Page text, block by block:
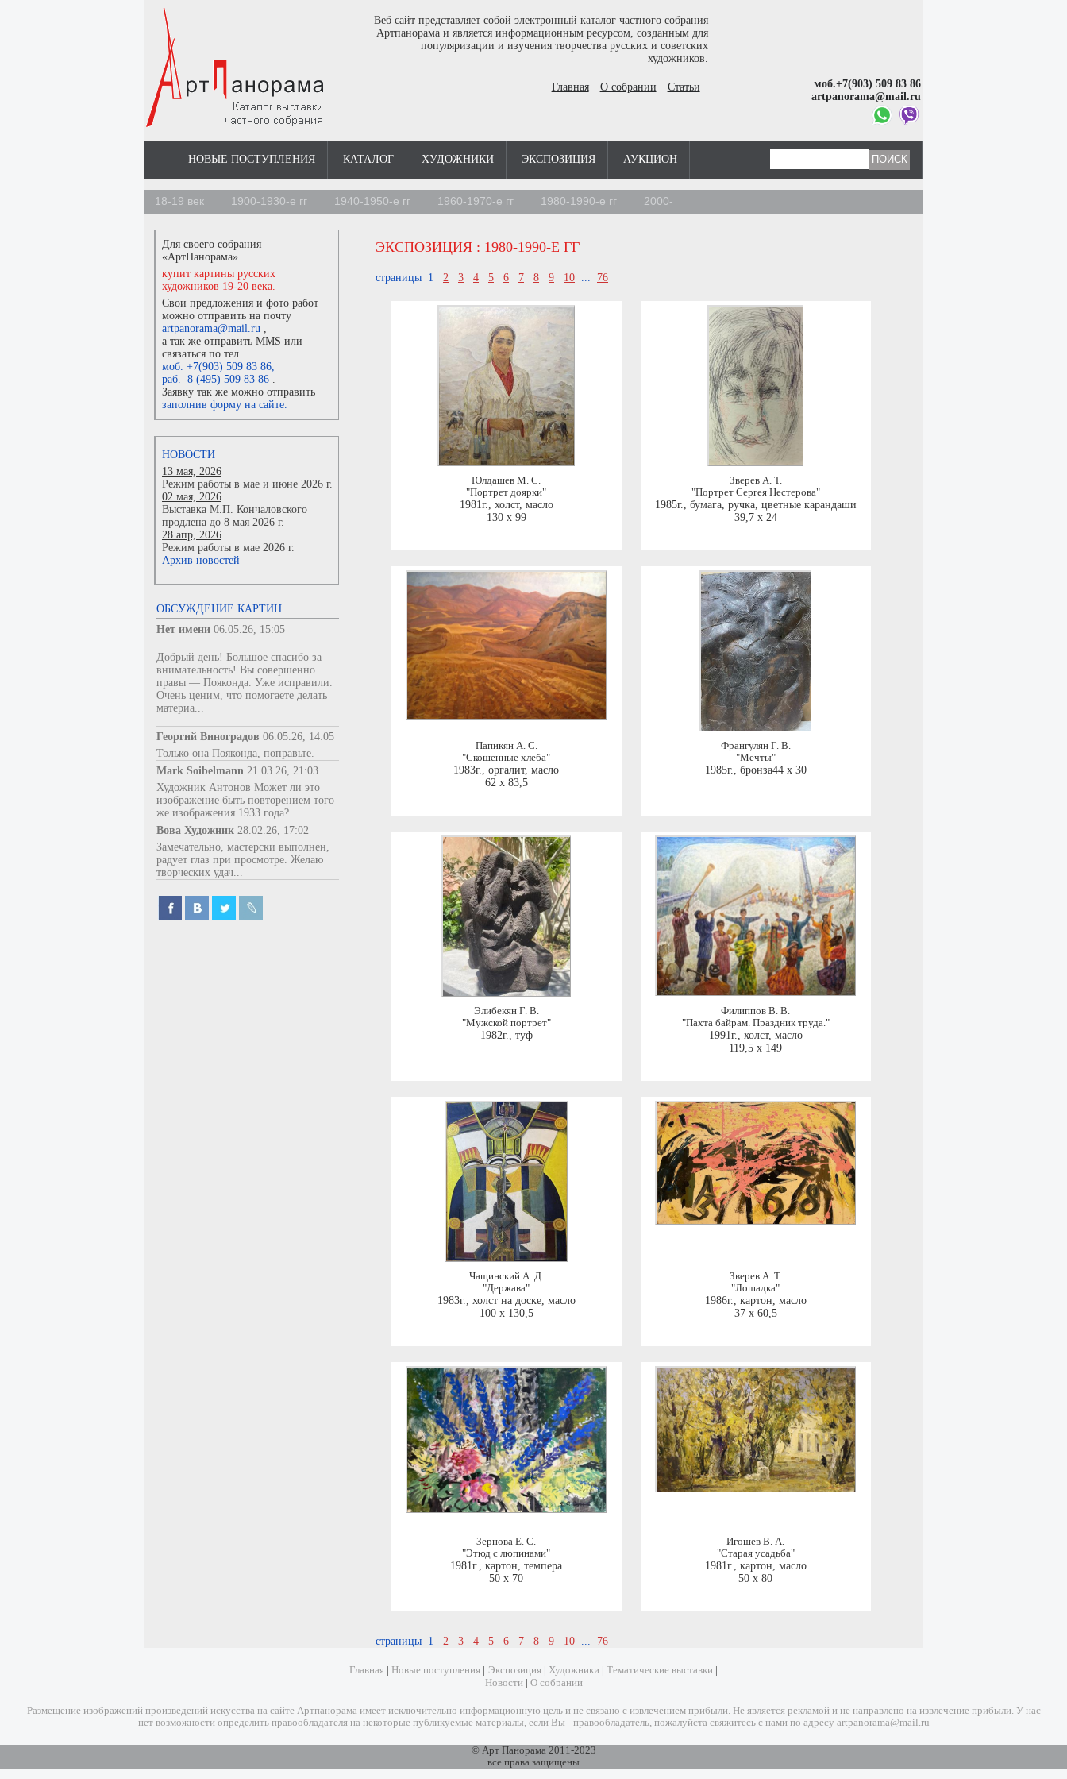
Веб сайт представляет собой электронный каталог частного собрания
Артпанорама и является информационным ресурсом, созданным для
популяризации и изучения творчества русских и советских
художников.
Главная О собрании Статьи
моб.+7(903) 509 83 86
artpanorama@mail.ru
НОВЫЕ ПОСТУПЛЕНИЯ КАТАЛОГ ХУДОЖНИКИ ЭКСПОЗИЦИЯ АУКЦИОН
18-19 век 1900-1930-е гг 1940-1950-е гг 1960-1970-е гг 1980-1990-е гг 2000-
Для своего собрания
«АртПанорама»
купит картины русских
художников 19-20 века.
Свои предложения и фото работ
можно отправить на почту
artpanorama@mail.ru ,
а так же отправить MMS или
связаться по тел.
моб. +7(903) 509 83 86,
раб. 8 (495) 509 83 86 .
Заявку так же можно отправить
заполнив форму на сайте.
НОВОСТИ
13 мая, 2026
Режим работы в мае и июне 2026 г.
02 мая, 2026
Выставка М.П. Кончаловского
продлена до 8 мая 2026 г.
28 апр, 2026
Режим работы в мае 2026 г.
Архив новостей
ОБСУЖДЕНИЕ КАРТИН
Нет имени 06.05.26, 15:05
Добрый день! Большое спасибо за
внимательность! Вы совершенно
правы — Пояконда. Уже исправили.
Очень ценим, что помогаете делать
материа...
Георгий Виноградов 06.05.26, 14:05
Только она Пояконда, поправьте.
Mark Soibelmann 21.03.26, 21:03
Художник Антонов Может ли это
изображение быть повторением того
же изображения 1933 года?...
Вова Художник 28.02.26, 17:02
Замечательно, мастерски выполнен,
радует глаз при просмотре. Желаю
творческих удач...
ЭКСПОЗИЦИЯ : 1980-1990-Е ГГ
страницы 1 2 3 4 5 6 7 8 9 10 ... 76
Юлдашев М. С.
"Портрет доярки"
1981г., холст, масло
130 x 99
Зверев А. Т.
"Портрет Сергея Нестерова"
1985г., бумага, ручка, цветные карандаши
39,7 x 24
Папикян А. С.
"Скошенные хлеба"
1983г., оргалит, масло
62 x 83,5
Франгулян Г. В.
"Мечты"
1985г., бронза44 x 30
Элибекян Г. В.
"Мужской портрет"
1982г., туф
Филиппов В. В.
"Пахта байрам. Праздник труда."
1991г., холст, масло
119,5 x 149
Чащинский А. Д.
"Держава"
1983г., холст на доске, масло
100 x 130,5
Зверев А. Т.
"Лошадка"
1986г., картон, масло
37 x 60,5
Зернова Е. С.
"Этюд с люпинами"
1981г., картон, темпера
50 x 70
Игошев В. А.
"Старая усадьба"
1981г., картон, масло
50 x 80
страницы 1 2 3 4 5 6 7 8 9 10 ... 76
Главная Новые поступления Экспозиция Художники Тематические выставки
Новости| О собрании
Размещение изображений произведений искусства на сайте Артпанорама имеет исключительно информационную цель и не связано с извлечением прибыли. Не является рекламой и не направлено на извлечение прибыли. У нас
нет возможности определить правообладателя на некоторые публикуемые материалы, если Вы - правообладатель, пожалуйста свяжитесь с нами по адресу artpanorama@mail.ru
© Арт Панорама 2011-2023
все права защищены